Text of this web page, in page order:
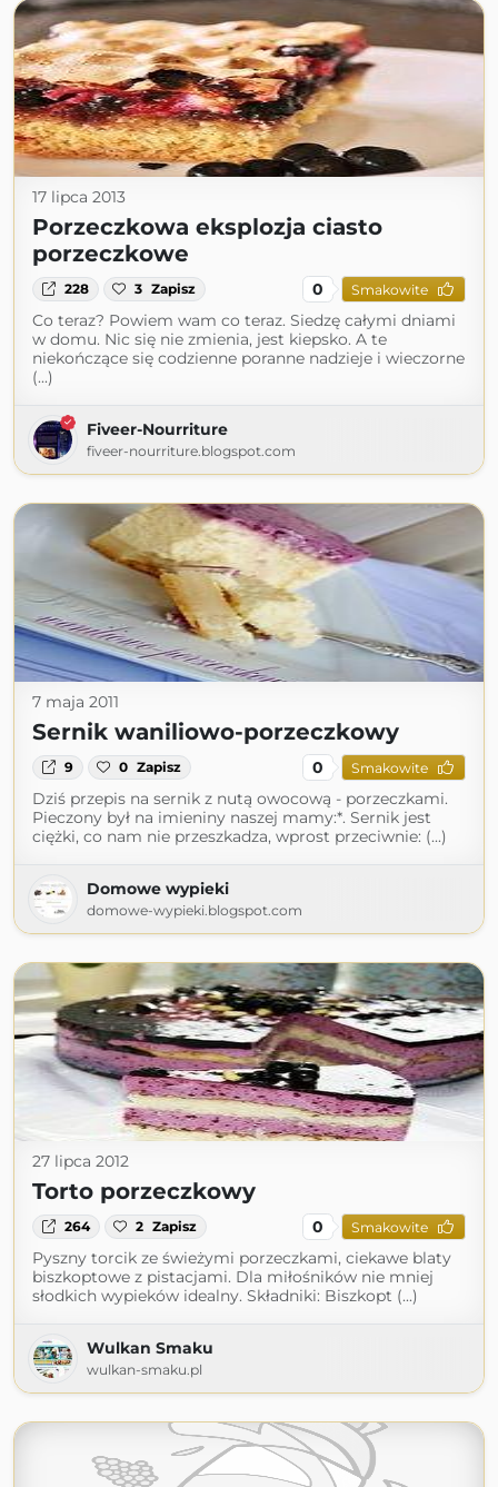
17 lipca 2013
Porzeczkowa eksplozja ciasto
porzeczkowe
228 3 Zapisz 0 Smakowite
Co teraz? Powiem wam co teraz. Siedzę całymi dniami
w domu. Nic się nie zmienia, jest kiepsko. A te
niekończące się codzienne poranne nadzieje i wieczorne
(...)
Fiveer-Nourriture
fiveer-nourriture.blogspot.com
7 maja 2011
Sernik waniliowo-porzeczkowy
9 0 Zapisz 0 Smakowite
Dziś przepis na sernik z nutą owocową - porzeczkami.
Pieczony był na imieniny naszej mamy:*. Sernik jest
ciężki, co nam nie przeszkadza, wprost przeciwnie: (...)
Domowe wypieki
domowe-wypieki.blogspot.com
27 lipca 2012
Torto porzeczkowy
264 2 Zapisz 0 Smakowite
Pyszny torcik ze świeżymi porzeczkami, ciekawe blaty
biszkoptowe z pistacjami. Dla miłośników nie mniej
słodkich wypieków idealny. Składniki: Biszkopt (...)
Wulkan Smaku
wulkan-smaku.pl